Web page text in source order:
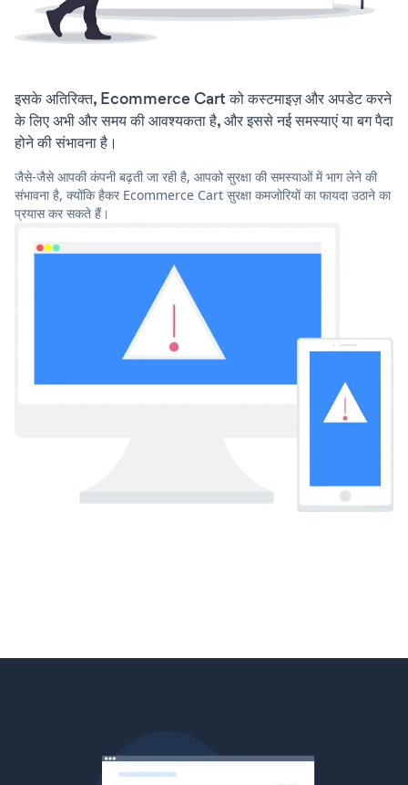
इसके अतिरिक्त, Ecommerce Cart को कस्टमाइज़ और अपडेट करने
के लिए अभी और समय की आवश्यकता है, और इससे नई समस्याएं या बग पैदा
होने की संभावना है।
जैसे-जैसे आपकी कंपनी बढ़ती जा रही है, आपको सुरक्षा की समस्याओं में भाग लेने की
संभावना है, क्योंकि हैकर Ecommerce Cart सुरक्षा कमजोरियों का फायदा उठाने का
प्रयास कर सकते हैं।